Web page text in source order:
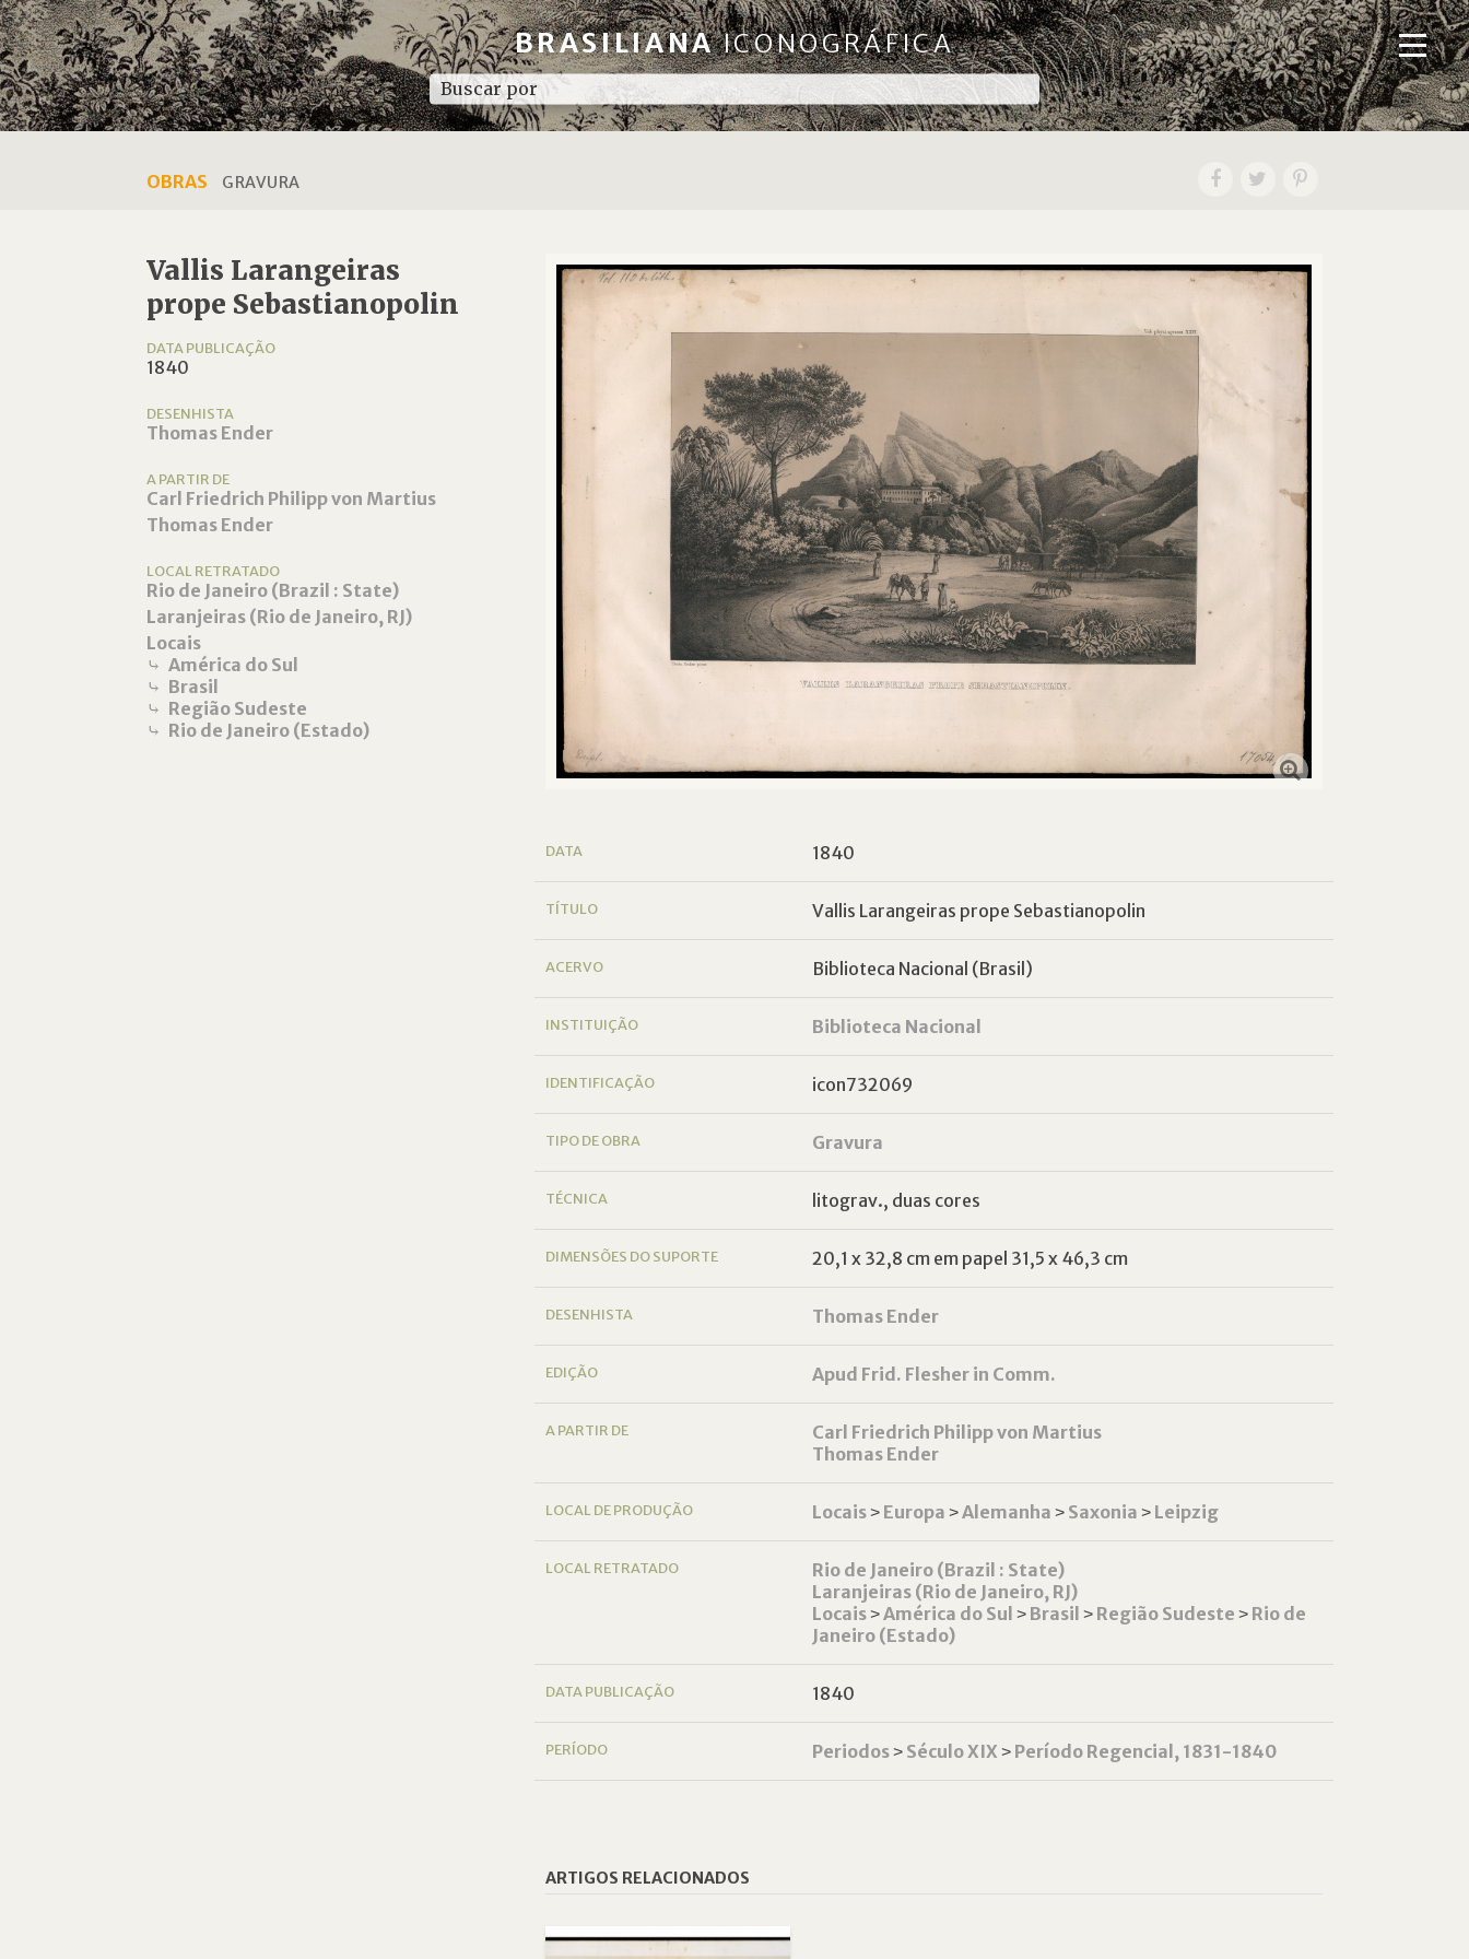
BRASILIANAICONOGRÁFICA
OBRAS GRAVURA
Vallis Larangeiras
prope Sebastianopolin
DATA PUBLICAÇÃO
1840
DESENHISTA
Thomas Ender
A PARTIR DE
Carl Friedrich Philipp von Martius
Thomas Ender
LOCAL RETRATADO
Rio de Janeiro (Brazil : State)
Laranjeiras (Rio de Janeiro, RJ)
Locais
⤷ América do Sul
⤷ Brasil
⤷ Região Sudeste
⤷ Rio de Janeiro (Estado)
DATA 1840
TÍTULO Vallis Larangeiras prope Sebastianopolin
ACERVO Biblioteca Nacional (Brasil)
INSTITUIÇÃO Biblioteca Nacional
IDENTIFICAÇÃO icon732069
TIPO DE OBRA Gravura
TÉCNICA litograv., duas cores
DIMENSÕES DO SUPORTE 20,1 x 32,8 cm em papel 31,5 x 46,3 cm
DESENHISTA Thomas Ender
EDIÇÃO Apud Frid. Flesher in Comm.
A PARTIR DE
Carl Friedrich Philipp von Martius
Thomas Ender
LOCAL DE PRODUÇÃO Locais˃ Europa ˃Alemanha ˃ Saxonia ˃ Leipzig
LOCAL RETRATADO
Rio de Janeiro (Brazil : State)
Laranjeiras (Rio de Janeiro, RJ)
Locais˃América do Sul ˃ Brasil ˃ Região Sudeste ˃ Rio de
Janeiro (Estado)
DATA PUBLICAÇÃO 1840
PERÍODO Periodos˃ Século XIX ˃ Período Regencial, 1831-1840
ARTIGOS RELACIONADOS